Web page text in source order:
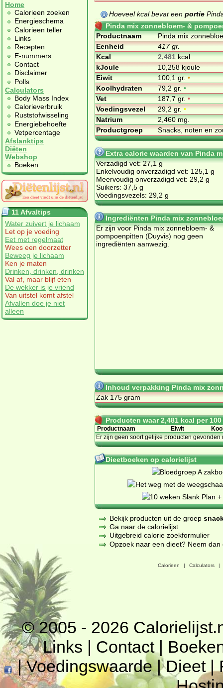
Home
Calorieen zoeken
Energieschema
Calorieen teller
Links
Recepten
E-nummers
Contact
Disclaimer
Polls
Calculators
Body Mass Index
Calorieverbruik
Ruststofwisseling
Energiebehoefte
Vetpercentage
Afslanktips
Diëten
Webshop
Boeken
11 Afvaltips
Water zuivert je lichaam
Let op je voeding
Eet met regelmaat
Wees een doorzetter
Beweeg je lichaam
Ken je maten
Drinken, drinken, drinken
Val af, maar blijf eten
De wekker is je vriend
Van uitstel komt afstel
Afvallen doe je niet
alleen
Hoeveel kcal bevat een portie
Pinda mix zonnebloem- &
Productnaam
Pinda mix
Eenheid
417 gr.
Kcal
2,481kcal
kJoule
10,258 kjoule
Eiwit
100,1 gr.•
Koolhydraten
79,2 gr.•
Vet
187,7 gr.•
Voedingsvezel
29,2 gr.•
Natrium
2,460 mg.
Productgroep
Snacks, noten en
Extra calorie waarden van Pinda
Verzadigd vet: 27,1 g
Enkelvoudig onverzadigd vet: 125,1 g
Meervoudig onverzadigd vet: 29,2 g
Suikers: 37,5 g
Voedingsvezels: 29,2 g
Ingrediënten Pinda mix
Er zijn voor Pinda mix zonnebloem- &
pompoenpitten (Duyvis) nog geen
ingrediënten aanwezig.
Inhoud verpakking Pinda mix
Zak 175 gram
Producten waar 2,481 kcal per
Productnaam Eiwit
Er zijn geen soort gelijke producten gevonden
Dieetboeken op calorielijst
Bekijk producten uit de groep
Ga naar de calorielijst
Uitgebreid calorie zoekformulier
Opzoek naar een dieet? Neem
Calorieen | Calculators |
© 2005 - 2026
Links | Contact|
|Voedingswaarde|Dieet|